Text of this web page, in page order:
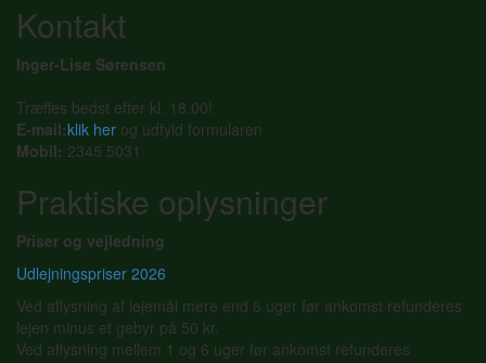
Kontakt
Inger-Lise Sørensen
Træffes bedst efter kl. 18.00!
E-mail:klik her og udfyld formularen
Mobil: 2345 5031
Praktiske oplysninger
Priser og vejledning
Udlejningspriser 2026
Ved aflysning af lejemål mere end 6 uger før ankomst refunderes
lejen minus et gebyr på 50 kr.
Ved aflysning mellem 1 og 6 uger før ankomst refunderes